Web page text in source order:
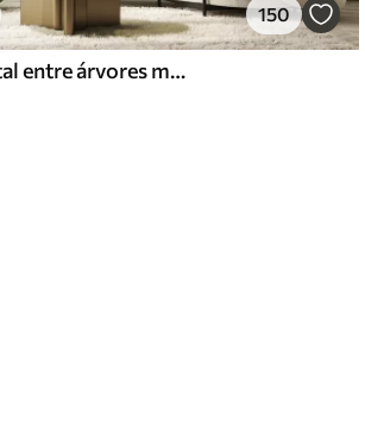
150
Caminho florestal entre árvores majestosas em estilo aquarela